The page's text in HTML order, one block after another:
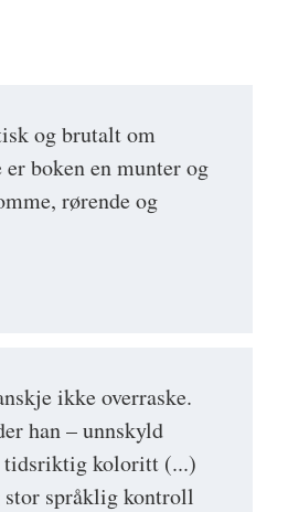
og brutalt om
boken en munter og
rørende og
ikke overraske.
han – unnskyld
tidsriktig koloritt (...)
stor språklig kontroll